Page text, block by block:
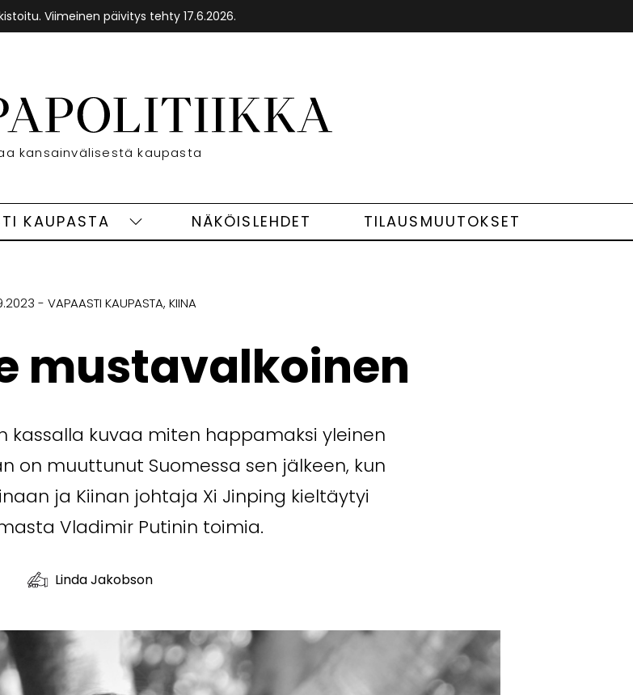
Viimeinen päivitys tehty 17.6.2026.
Etusivu
kansainvälisestä kaupasta
KAUPASTA
VapaastiNÄKÖISLEHDET TILAUSMUUTOKSET
VAPAASTI KAUPASTA KIINA
mustavalkoinen
kassalla kuvaa miten happamaksi yleinen
on muuttunut Suomessa sen jälkeen, kun
ja Kiinan johtaja Xi Jinping kieltäytyi
Vladimir Putinin toimia.
Linda Jakobson